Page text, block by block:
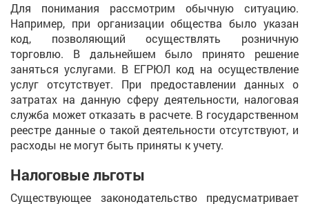
Для понимания рассмотрим обычную ситуацию.
Например, при организации общества было указан
код, позволяющий осуществлять розничную
торговлю. В дальнейшем было принято решение
заняться услугами. В ЕГРЮЛ код на осуществление
услуг отсутствует. При предоставлении данных о
затратах на данную сферу деятельности, налоговая
служба может отказать в расчете. В государственном
реестре данные о такой деятельности отсутствуют, и
расходы не могут быть приняты к учету.
Налоговые льготы
Существующее законодательство предусматривает